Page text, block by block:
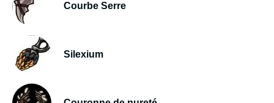
Courbe Serre
Silexium